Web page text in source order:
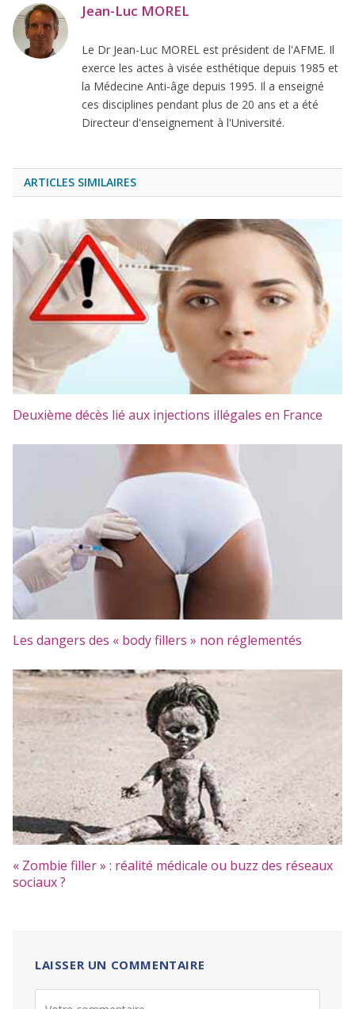
Jean-Luc MOREL
Le Dr Jean-Luc MOREL est président de l'AFME. Il
exerce les actes à visée esthétique depuis 1985 et
la Médecine Anti-âge depuis 1995. Il a enseigné
ces disciplines pendant plus de 20 ans et a été
Directeur d'enseignement à l'Université.
ARTICLES SIMILAIRES
Deuxième décès lié aux injections illégales en France
Les dangers des « body fillers » non réglementés
« Zombie filler » : réalité médicale ou buzz des réseaux
sociaux ?
LAISSER UN COMMENTAIRE